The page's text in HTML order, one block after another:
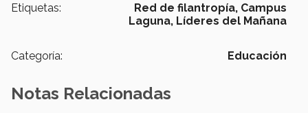
Etiquetas: Red de filantropía, Campus
Laguna, Líderes del Mañana
Categoría: Educación
Notas Relacionadas